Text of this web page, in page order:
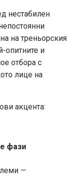
нестабилен
на треньорския
опитните и
отбора с
лице на
акцента:
фази
—